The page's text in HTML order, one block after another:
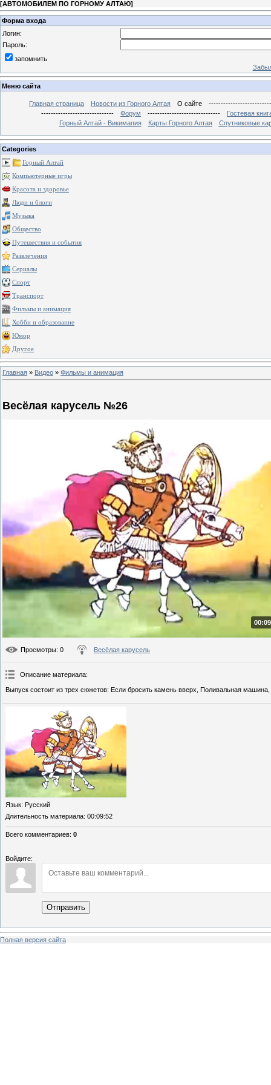
[АВТОМОБИЛЕМ ПО ГОРНОМУ АЛТАЮ]
Форма входа
Логин:
Пароль:
запомнить
Меню сайта
Главная страница Новости из Горного Алтая О сайте
------------------------------
Форум ------------------------------
Гостевая
Горный Алтай - Викимапия
Карты Горного Алтая Спутниковые
Categories
Горный Алтай
Компьютерные игры
Красота и здоровье
Люди и блоги
Музыка
Общество
Путешествия и события
Развлечения
Сериалы
Спорт
Транспорт
Фильмы и анимация
Хобби и образование
Юмор
Другое
Главная » Видео » Фильмы и анимация
Весёлая карусель №26
Просмотры: 0 Весёлая карусель
Описание материала:
Выпуск состоит из трех сюжетов: Если бросить камень вверх, Поливальная
Язык: Русский
Длительность материала: 00:09:52
Всего комментариев: 0
Войдите:
Отправить
Полная версия сайта